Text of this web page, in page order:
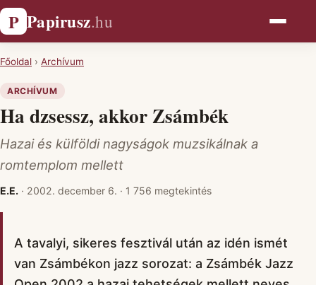
P Papirusz.hu
Főoldal › Archívum
ARCHÍVUM
Ha dzsessz, akkor Zsámbék
Hazai és külföldi nagyságok muzsikálnak a
romtemplom mellett
E.E. · 2002. december 6. · 1 756 megtekintés
A tavalyi, sikeres fesztivál után az idén ismét
van Zsámbékon jazz sorozat: a Zsámbék Jazz